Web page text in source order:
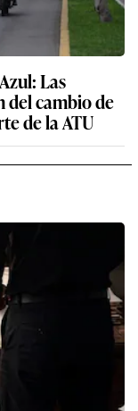
Las
del cambio de
de la ATU